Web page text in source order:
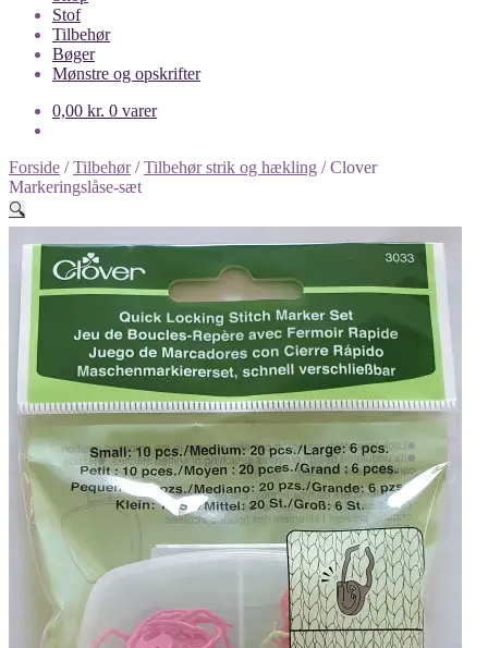
Stof
Tilbehør
Bøger
Mønstre og opskrifter
0,00 kr. 0 varer
Forside /Tilbehør/Tilbehør strik og hækling /Clover
Markeringslåse-sæt
🔍